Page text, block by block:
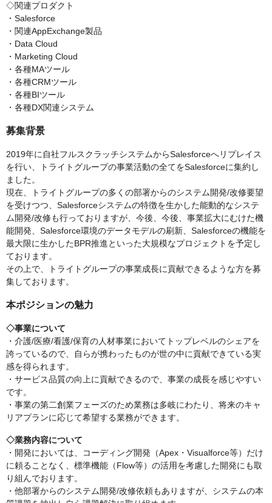
◇関連プロダクト
・Salesforce
・関連AppExchange製品
・Data Cloud
・Marketing Cloud
・各種MAツール
・各種CRMツール
・各種BIツール
・各種DX関連システム
募集背景
2019年に自社フルスクラッチシステムからSalesforceへリプレイス
を行い、トライトグループの事業活動の全てをSalesforceに集約し
ました。
現在、トライトグループの多くの部署からのシステム開発/改修要望
を受けつつ、Salesforceシステムの特徴を生かした能動的なシステ
ム開発/改修も行っておりますが、今後、今後、事業拡大にむけた機
能開発、Salesforce環境のデータモデルの刷新、Salesforceの機能を
最大限に生かしたBPR推進といった大規模なプロジェクトを予定し
ております。
その上で、トライトグループの事業成長に貢献できるような方を募
集しております。
本ポジションの魅力
◇事業について
・介護/医療/看護/保育の人材事業においてトップレベルのシェアを
誇っているので、自らが携わったものが世の中に貢献できている実
感を得られます。
・サービス品質の向上に貢献できるので、事業の成長を感じやすい
です。
・事業の第二創業フェーズのため業務は多岐にわたり、将来のキャ
リアプランに応じて希望する業務ができます。
◇業務内容について
・開発においては、コーディング開発（Apex・Visualforce等）だけ
に頼ることなく、標準機能（Flow等）の活用を考慮した開発にも取
り組んでおります。
・他部署からのシステム開発/改修依頼もありますが、システムの本